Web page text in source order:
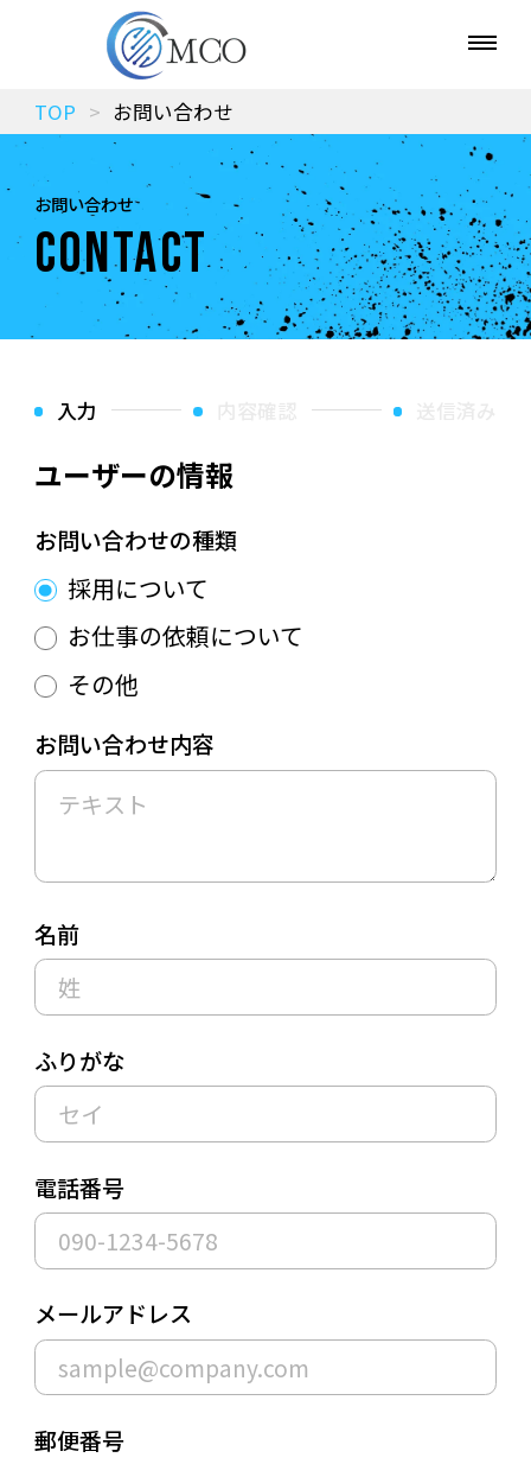
TOP お問い合わせ
お問い合わせ
CONTACT
入力
ユーザーの情報
お問い合わせの種類
採用について
お仕事の依頼について
その他
お問い合わせ内容
名前
ふりがな
電話番号
メールアドレス
郵便番号